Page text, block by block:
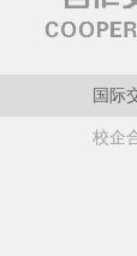
国际
校企